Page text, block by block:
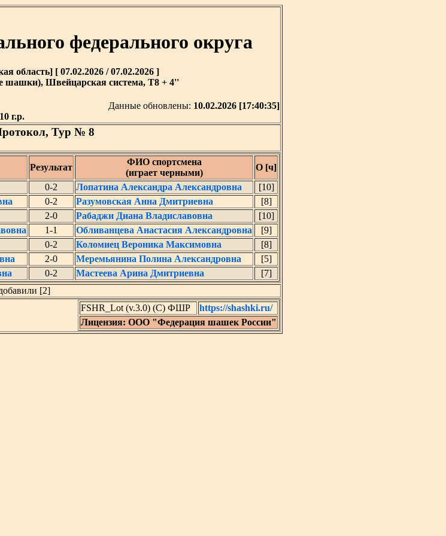
федерального округа
область] [ 07.02.2026 / 07.02.2026 ]
шашки), Швейцарская система, T8 + 4''
Данные обновлены: 10.02.2026 [17:40:35]
г.р.
Тур № 8
Результат
ФИО спортсмена
(играет черными)
О [ч]
0-2 Лопатина Александра Александровна
[10]
0-2 Разумовская Анна Дмитриевна
[8]
2-0 Рабаджи Диана Владиславовна
[10]
1-1 Обливанцева Анастасия Александровна
[9]
0-2 Коломиец Вероника Максимовна
[8]
2-0 Меремьянина Полина Александровна
[5]
0-2 Мастеева Арина Дмитриевна
[7]
[2]
FSHR_Lot (v.3.0) (C) ФШР
https://shashki.ru/
Лицензия: ООО "Федерация шашек России"